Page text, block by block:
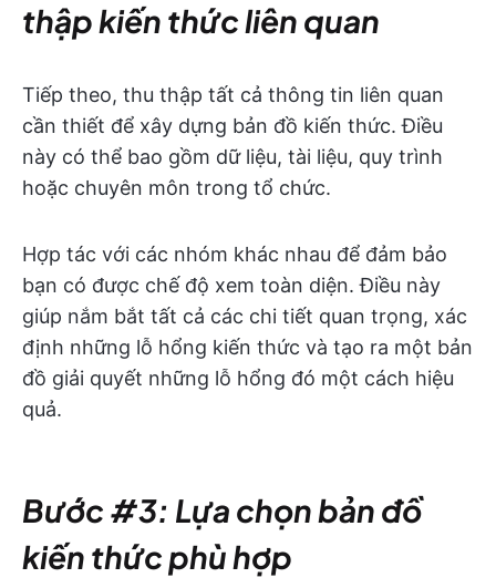
thập kiến thức liên quan
Tiếp theo, thu thập tất cả thông tin liên quan
cần thiết để xây dựng bản đồ kiến thức. Điều
này có thể bao gồm dữ liệu, tài liệu, quy trình
hoặc chuyên môn trong tổ chức.
Hợp tác với các nhóm khác nhau để đảm bảo
bạn có được chế độ xem toàn diện. Điều này
giúp nắm bắt tất cả các chi tiết quan trọng, xác
định những lỗ hổng kiến thức và tạo ra một bản
đồ giải quyết những lỗ hổng đó một cách hiệu
quả.
Bước #3: Lựa chọn bản đồ
kiến thức phù hợp